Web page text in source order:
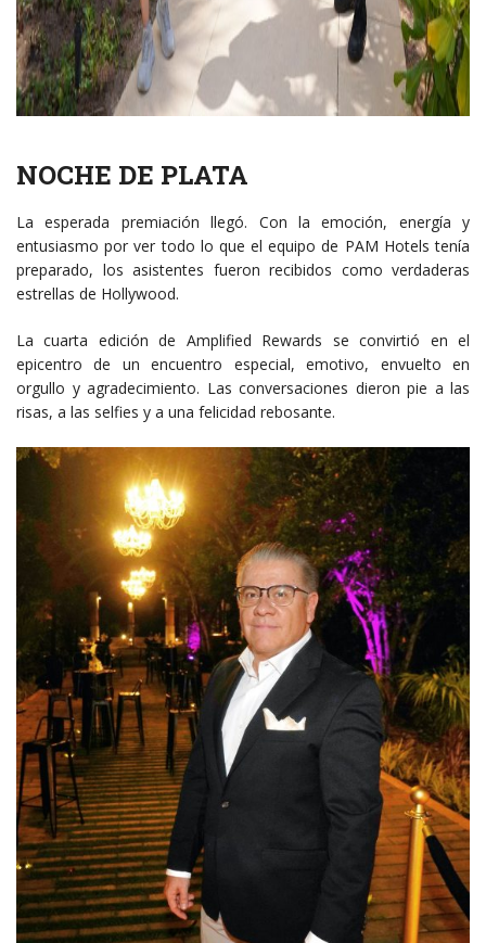
NOCHE DE PLATA
La esperada premiación llegó. Con la emoción, energía y
entusiasmo por ver todo lo que el equipo de PAM Hotels tenía
preparado, los asistentes fueron recibidos como verdaderas
estrellas de Hollywood.
La cuarta edición de Amplified Rewards se convirtió en el
epicentro de un encuentro especial, emotivo, envuelto en
orgullo y agradecimiento. Las conversaciones dieron pie a las
risas, a las selfies y a una felicidad rebosante.